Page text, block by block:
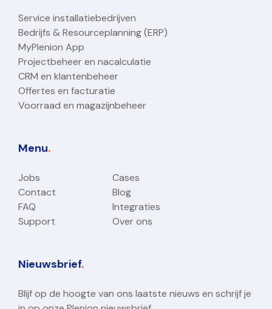
Service installatiebedrijven
Bedrijfs & Resourceplanning (ERP)
MyPlenion App
Projectbeheer en nacalculatie
CRM en klantenbeheer
Offertes en facturatie
Voorraad en magazijnbeheer
Menu.
Jobs
Cases
Contact
Blog
FAQ
Integraties
Support
Over ons
Nieuwsbrief.
Blijf op de hoogte van ons laatste nieuws en schrijf je